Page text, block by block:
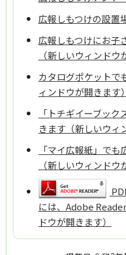
広報しもつけの設置
広報しもつけにお子
（新しいウィンドウ
カタログポケットで
ィンドウが開きます）
「トチギイーブッ
きます（新しいウィ
「マイ広報紙」で
（新しいウィンドウ
には、Adobe
ドウが開きます）